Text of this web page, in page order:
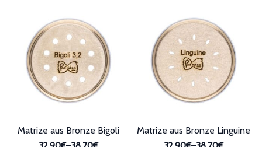
Optionen
können
auf
Produktseite
Optionen
können
auf
Produktseite
Matrize aus Bronze Bigoli Matrize aus Bronze Linguine